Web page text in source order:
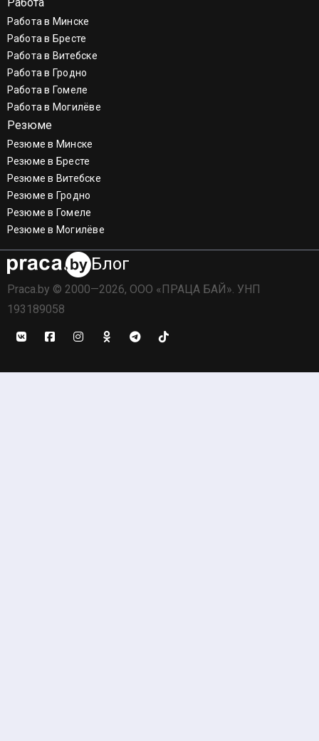
Работа в Минске
Работа в Бресте
Работа в Витебске
Работа в Гродно
Работа в Гомеле
Работа в Могилёве
Резюме
Резюме в Минске
Резюме в Бресте
Резюме в Витебске
Резюме в Гродно
Резюме в Гомеле
Резюме в Могилёве
Блог
Praca.by © 2000—2026, ООО «ПРАЦА БАЙ». УНП
193189058